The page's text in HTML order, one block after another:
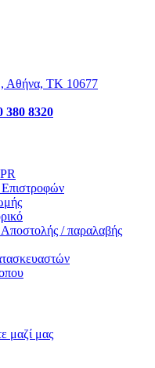
, Αθήνα, ΤΚ 10677
380 8320
/ παραλαβής
μαζί μας